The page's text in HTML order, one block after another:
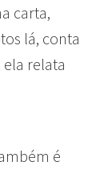
carta,
lá, conta
ela relata
é